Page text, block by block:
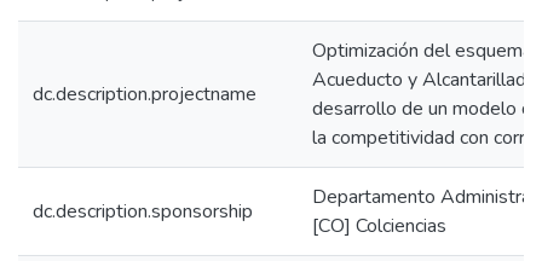
dc.description.projectname
Optimización del
Acueducto y
desarrollo de un modelo
la competitividad con
dc.description.sponsorship
Departamento
[CO] Colciencias